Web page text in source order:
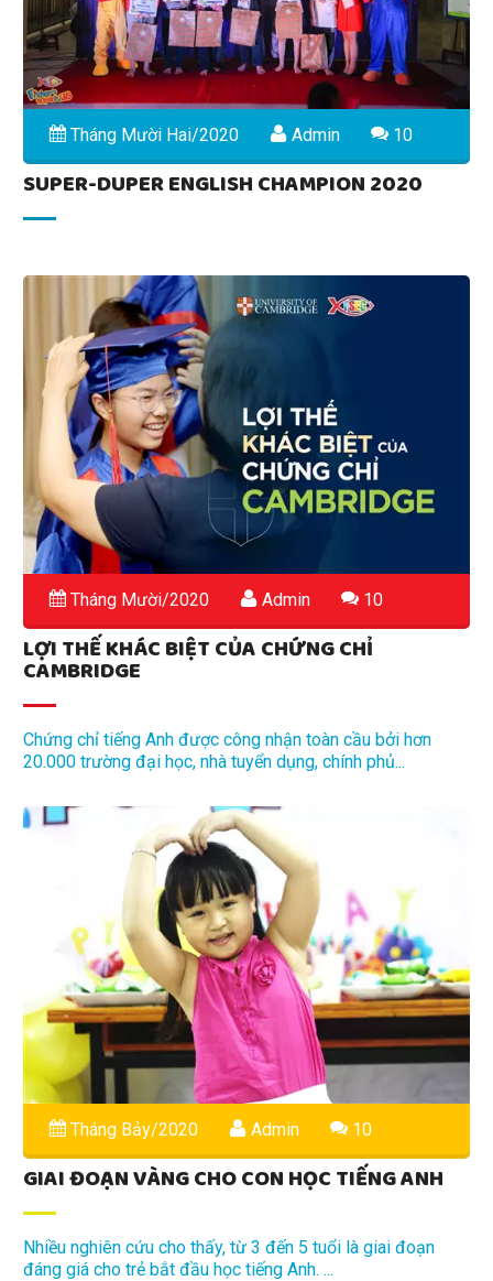
Tháng Mười Hai/2020 Admin 10
SUPER-DUPER ENGLISH CHAMPION 2020
Tháng Mười/2020 Admin 10
LỢI THẾ KHÁC BIỆT CỦA CHỨNG CHỈ
CAMBRIDGE
Chứng chỉ tiếng Anh được công nhận toàn cầu bởi hơn
20.000 trường đại học, nhà tuyển dụng, chính phủ...
Tháng Bảy/2020 Admin 10
GIAI ĐOẠN VÀNG CHO CON HỌC TIẾNG ANH
Nhiều nghiên cứu cho thấy, từ 3 đến 5 tuổi là giai đoạn
đáng giá cho trẻ bắt đầu học tiếng Anh. ...